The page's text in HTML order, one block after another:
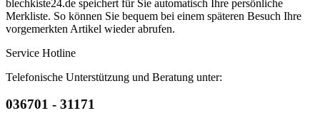
blechkiste24.de speichert für Sie automatisch Ihre persönliche
Merkliste. So können Sie bequem bei einem späteren Besuch Ihre
vorgemerkten Artikel wieder abrufen.
Service Hotline
Telefonische Unterstützung und Beratung unter:
036701 - 31171